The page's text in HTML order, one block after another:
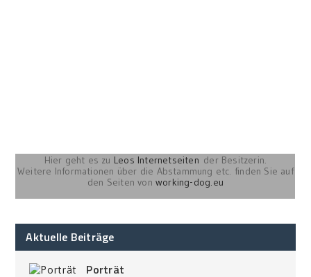
Hier geht es zu Leos Internetseiten der Besitzerin.
Weitere Informationen über die Abstammung etc. finden Sie auf
den Seiten von working-dog.eu
Aktuelle Beiträge
Porträt